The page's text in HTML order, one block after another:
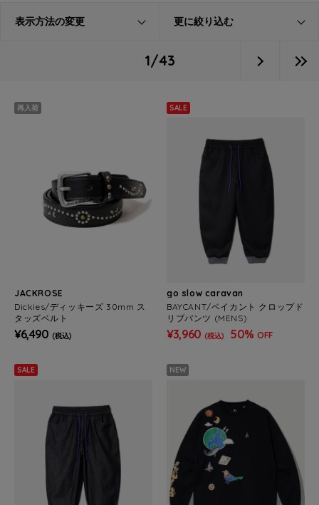
表示方法の変更 更に絞り込む
1/43
再入荷
JACKROSE
Dickies/ディッキーズ 30mm ス
タッズベルト
¥6,490 (税込)
SALE
go slow caravan
BAYCANT/ベイカント クロップド
リブパンツ (MENS)
¥3,960 (税込) 50% OFF
SALE NEW